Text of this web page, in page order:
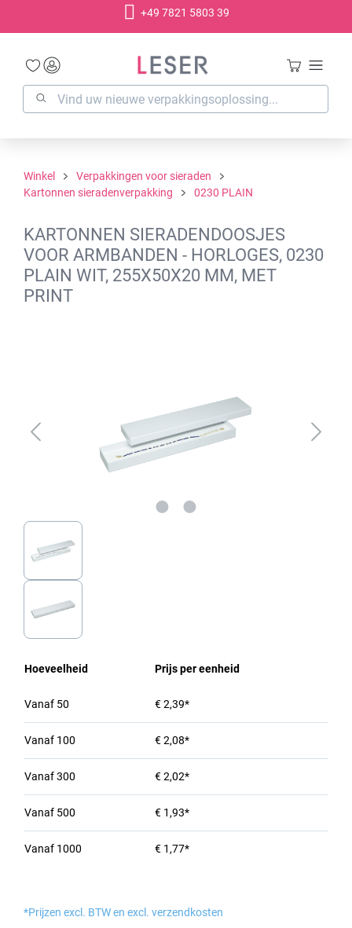
+49 7821 5803 39
Winkel
Verpakkingen voor sieraden
Kartonnen sieradenverpakking
0230 PLAIN
KARTONNEN SIERADENDOOSJES
VOOR ARMBANDEN - HORLOGES, 0230
PLAIN WIT, 255X50X20 MM, MET
PRINT
Hoeveelheid Prijs per eenheid
Vanaf 50 € 2,39*
Vanaf 100 € 2,08*
Vanaf300 € 2,02*
Vanaf 500 € 1,93*
Vanaf 1000 € 1,77*
*Prijzen excl. BTW en excl. verzendkosten